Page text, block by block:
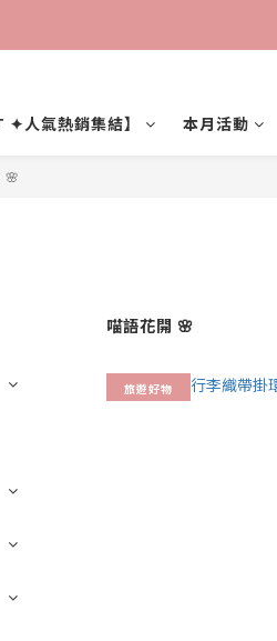
✦人氣熱銷集結】 本月活動
🌸
喵語花開 🌸
旅遊好物